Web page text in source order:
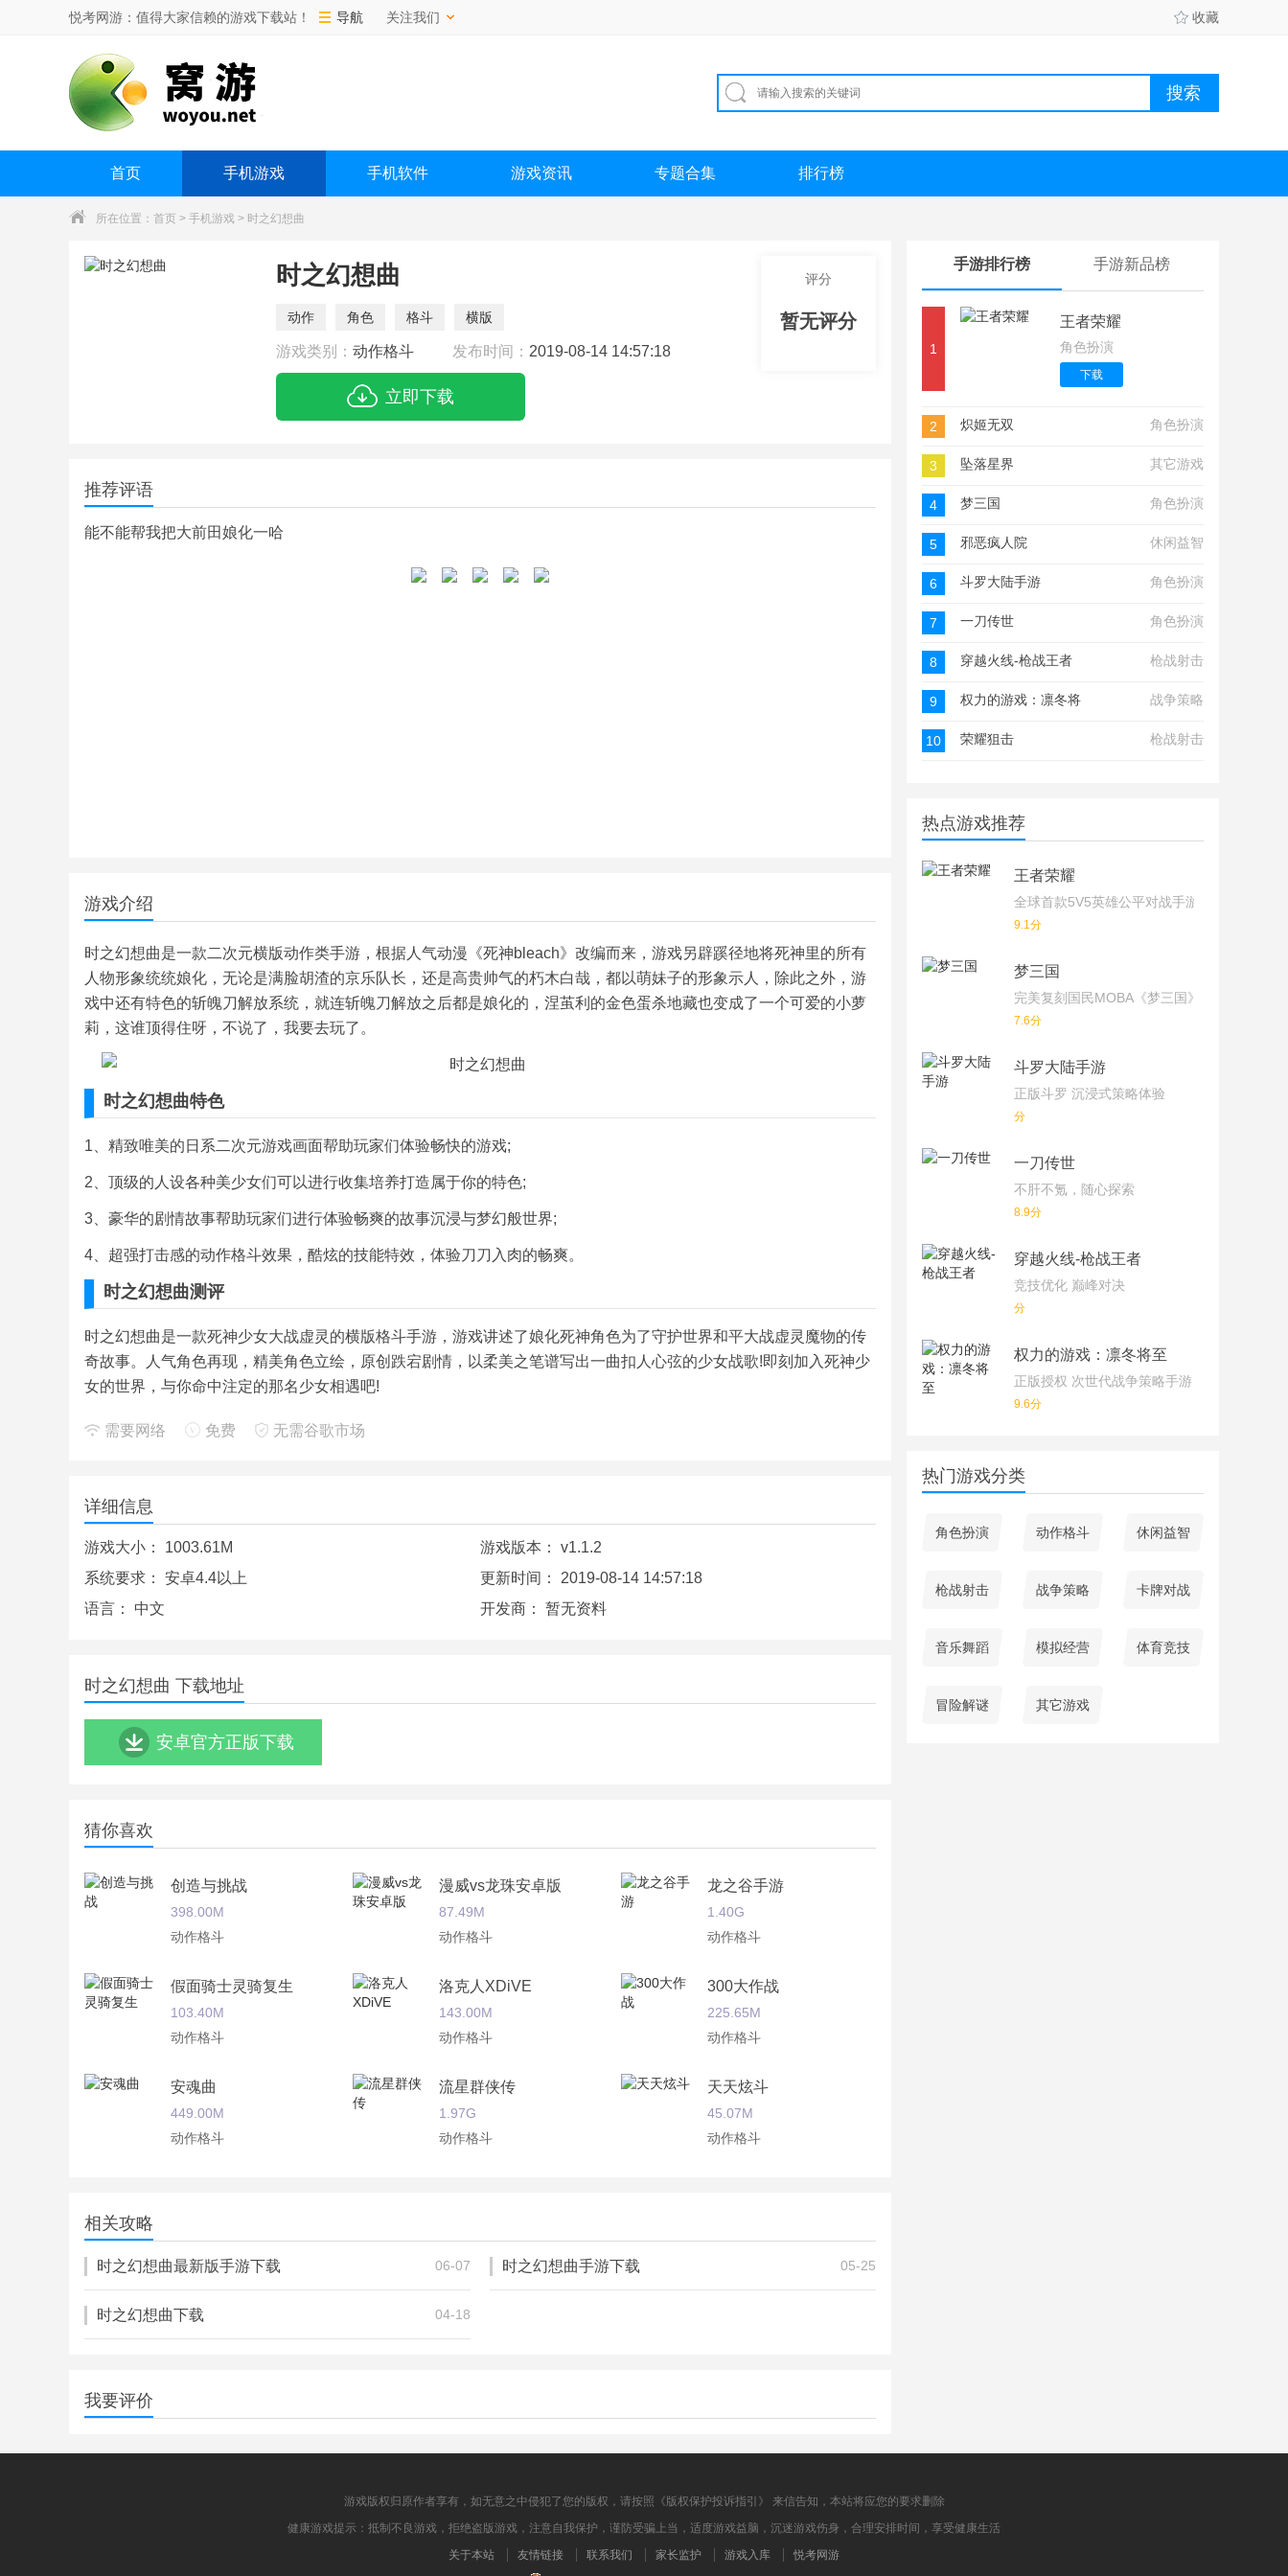
悦考网游：值得大家信赖的游戏下载站！ 导航 关注我们 收藏
首页 手机游戏 手机软件 游戏资讯 专题合集 排行榜
所在位置： 首页 > 手机游戏 > 时之幻想曲
时之幻想曲
动作 角色 格斗 横版
游戏类别： 动作格斗 发布时间： 2019-08-14 14:57:18
立即下载
评分
暂无评分
推荐评语
能不能帮我把大前田娘化一哈
游戏介绍
时之幻想曲是一款二次元横版动作类手游，根据人气动漫《死神bleach》改编而来，游戏另辟蹊径地将死神里的所有
人物形象统统娘化，无论是满脸胡渣的京乐队长，还是高贵帅气的朽木白哉，都以萌妹子的形象示人，除此之外，游
戏中还有特色的斩魄刀解放系统，就连斩魄刀解放之后都是娘化的，涅茧利的金色蛋杀地藏也变成了一个可爱的小萝
莉，这谁顶得住呀，不说了，我要去玩了。
时之幻想曲特色
1、精致唯美的日系二次元游戏画面帮助玩家们体验畅快的游戏;
2、顶级的人设各种美少女们可以进行收集培养打造属于你的特色;
3、豪华的剧情故事帮助玩家们进行体验畅爽的故事沉浸与梦幻般世界;
4、超强打击感的动作格斗效果，酷炫的技能特效，体验刀刀入肉的畅爽。
时之幻想曲测评
时之幻想曲是一款死神少女大战虚灵的横版格斗手游，游戏讲述了娘化死神角色为了守护世界和平大战虚灵魔物的传
奇故事。人气角色再现，精美角色立绘，原创跌宕剧情，以柔美之笔谱写出一曲扣人心弦的少女战歌!即刻加入死神少
女的世界，与你命中注定的那名少女相遇吧!
需要网络 免费 无需谷歌市场
详细信息
游戏大小： 1003.61M 游戏版本： v1.1.2
系统要求： 安卓4.4以上 更新时间： 2019-08-14 14:57:18
语言： 中文 开发商： 暂无资料
时之幻想曲 下载地址
安卓官方正版下载
猜你喜欢
创造与挑战
398.00M
动作格斗
漫威vs龙珠安卓版
87.49M
动作格斗
龙之谷手游
1.40G
动作格斗
假面骑士灵骑复生
103.40M
动作格斗
洛克人XDiVE
143.00M
动作格斗
300大作战
225.65M
动作格斗
安魂曲
449.00M
动作格斗
流星群侠传
1.97G
动作格斗
天天炫斗
45.07M
动作格斗
动作格斗
动作格斗
动作格斗
相关攻略
时之幻想曲最新版手游下载 06-07 时之幻想曲手游下载 05-25
时之幻想曲下载 04-18
我要评价
手游排行榜 手游新品榜
1
王者荣耀
角色扮演
下载
2 炽姬无双 角色扮演
3 坠落星界 其它游戏
4 梦三国 角色扮演
5 邪恶疯人院 休闲益智
6 斗罗大陆手游 角色扮演
7 一刀传世 角色扮演
8 穿越火线-枪战王者 枪战射击
9 权力的游戏：凛冬将至 战争策略
10 荣耀狙击 枪战射击
热点游戏推荐
王者荣耀
全球首款5V5英雄公平对战手游
9.1分
梦三国
完美复刻国民MOBA《梦三国》端游！
7.6分
斗罗大陆手游
正版斗罗 沉浸式策略体验
分
一刀传世
不肝不氪，随心探索
8.9分
穿越火线-枪战王者
竞技优化 巅峰对决
分
权力的游戏：凛冬将至
正版授权 次世代战争策略手游
9.6分
热门游戏分类
角色扮演 动作格斗 休闲益智
枪战射击 战争策略 卡牌对战
音乐舞蹈 模拟经营 体育竞技
冒险解谜 其它游戏
游戏版权归原作者享有，如无意之中侵犯了您的版权，请按照《版权保护投诉指引》 来信告知，本站将应您的要求删除
健康游戏提示：抵制不良游戏，拒绝盗版游戏，注意自我保护，谨防受骗上当，适度游戏益脑，沉迷游戏伤身，合理安排时间，享受健康生活
关于本站
友情链接 联系我们 家长监护 游戏入库
悦考网游